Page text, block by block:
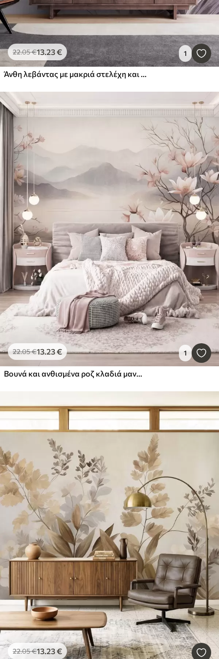
22.05€13 .23€ 1
22.05€13.23€ 1
22.05€13 .23€